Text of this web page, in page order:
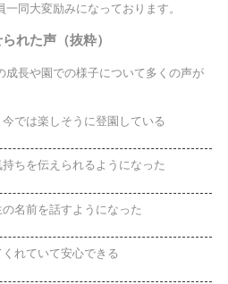
同大変励みになっております。
れた声（抜粋）
成長や園での様子について多くの声が
では楽しそうに登園している
ちを伝えられるようになった
名前を話すようになった
れていて安心できる